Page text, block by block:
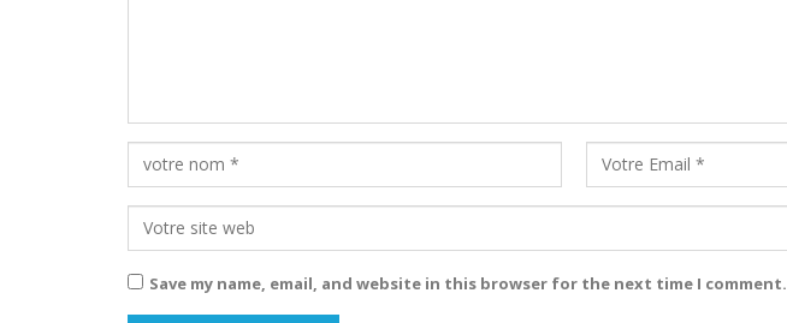
Save my name, email, and website in this browser for the next time I comment.